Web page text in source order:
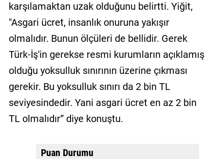
karşılamaktan uzak olduğunu belirtti. Yiğit,
"Asgari ücret, insanlık onuruna yakışır
olmalıdır. Bunun ölçüleri de bellidir. Gerek
Türk-İş'in gerekse resmi kurumların açıklamış
olduğu yoksulluk sınırının üzerine çıkması
gerekir. Bu yoksulluk sınırı da 2 bin TL
seviyesindedir. Yani asgari ücret en az 2 bin
TL olmalıdır” diye konuştu.
Puan Durumu